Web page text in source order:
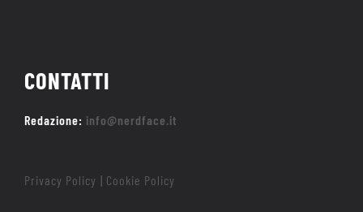
CONTATTI
Redazione: info@nerdface.it
Privacy Policy Cookie Policy